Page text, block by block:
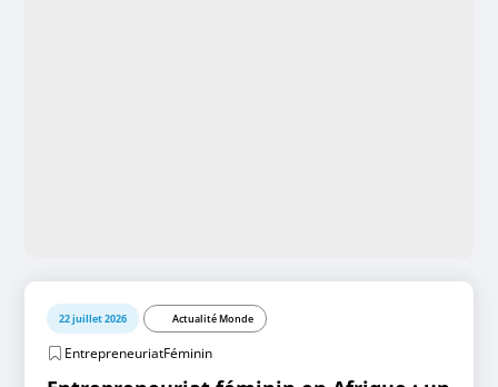
22 juillet 2026 Actualité Monde
EntrepreneuriatFéminin